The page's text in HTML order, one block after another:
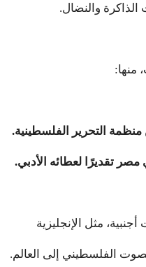
الذاكرة والنضال.
منها:
التحرير الفلسطينية.
تقديرًا لعطائه الأدبي.
مثل الإنجليزية
الفلسطيني إلى العالم.